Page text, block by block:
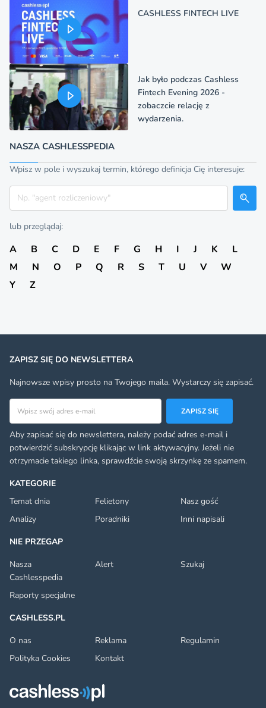
CASHLESS FINTECH LIVE
Jak było podczas Cashless
Fintech Evening 2026 -
zobaczcie relację z
wydarzenia.
NASZA CASHLESSPEDIA
Wpisz w pole i wyszukaj termin, którego definicja Cię interesuje:
Szukaj
lub przeglądaj:
A B C D E F G H I J K
L
M
N O P Q R S T U V
W
Y
Z
KATEGORIE
Temat dnia
Felietony
Nasz gość
Analizy
Poradniki
Inni napisali
NIE PRZEGAP
Nasza
Cashlesspedia
Alert Szukaj
Raporty specjalne
CASHLESS.PL
O nas
Reklama
Regulamin
Polityka Cookies
Kontakt
ZAPISZ SIĘ DO NEWSLETTERA
Najnowsze wpisy prosto na Twojego maila. Wystarczy się zapisać.
ZAPISZ SIĘ
Aby zapisać się do newslettera, należy podać adres e-mail i
potwierdzić subskrypcję klikając w link aktywacyjny. Jeżeli nie
otrzymacie takiego linka, sprawdźcie swoją skrzynkę ze spamem.